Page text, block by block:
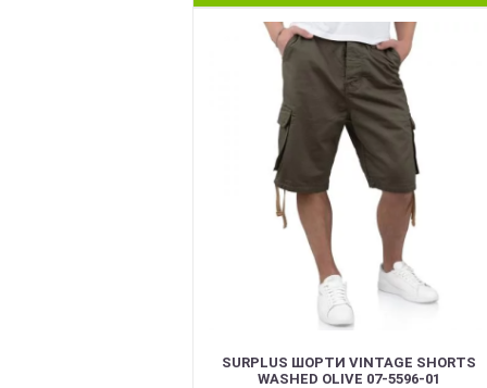
SURPLUS ШОРТИ VINTAGE SHORTS
WASHED OLIVE 07-5596-01